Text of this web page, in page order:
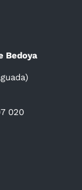
Bedoya
020